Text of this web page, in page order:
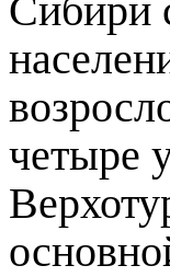
Сибири
четыре